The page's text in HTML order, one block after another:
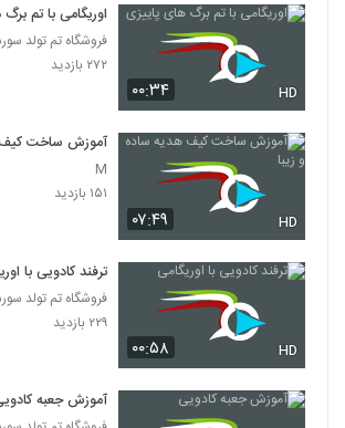
۰۰:۳۴ HD
اوریگامی با تم
فروشگاه تم تولد
۲۷۲ بازدید
۰۷:۴۹ HD
آموزش ساخت کیف
M
۱۵۱ بازدید
۰۰:۵۸ HD
ترفند کادویی با
فروشگاه تم تولد
۲۲۹ بازدید
آموزش جعبه